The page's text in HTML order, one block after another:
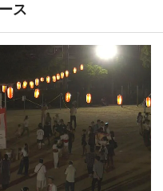
ス